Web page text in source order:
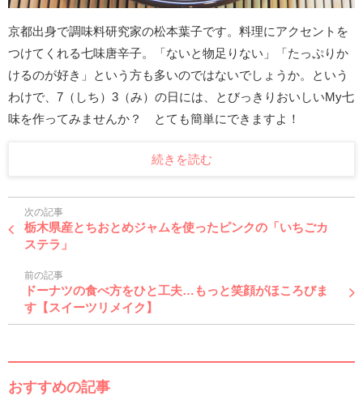
京都出身で調味料研究家の松本葉子です。料理にアクセントを
つけてくれる七味唐辛子。「ないと物足りない」「たっぷりか
けるのが好き」という方も多いのではないでしょうか。という
わけで、7（しち）3（み）の日には、とびっきりおいしいMy七
味を作ってみませんか？ とても簡単にできますよ！
続きを読む
次の記事
栃木県産とちおとめジャムを使ったピンクの「いちごカ
ステラ」
前の記事
ドーナツの食べ方をひと工夫…もっと笑顔がほころびま
す【スイーツリメイク】
おすすめの記事